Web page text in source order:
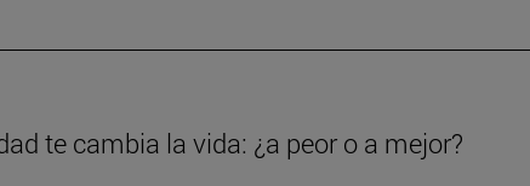
te cambia la vida: ¿a peor o a mejor?